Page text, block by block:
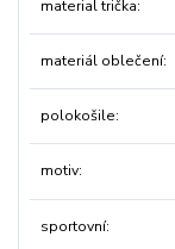
material trička
materiál oblečení
polokošile
motiv
sportovní